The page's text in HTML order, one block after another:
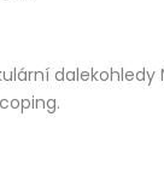
dalekohledy